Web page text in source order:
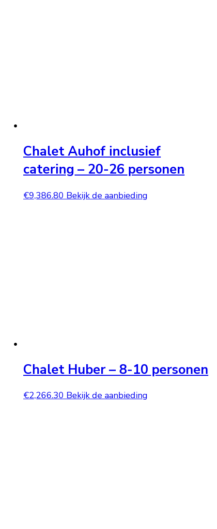
Chalet Auhof inclusief
catering – 20-26 personen
€9,386.80 Bekijk de aanbieding
Chalet Huber – 8-10 personen
€2,266.30 Bekijk de aanbieding